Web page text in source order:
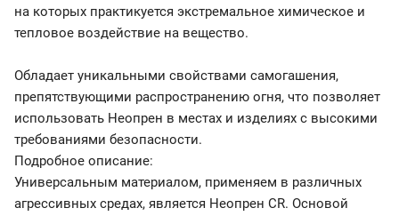
на которых практикуется экстремальное химическое и
тепловое воздействие на вещество.
Обладает уникальными свойствами самогашения,
препятствующими распространению огня, что позволяет
использовать Неопрен в местах и изделиях с высокими
требованиями безопасности.
Подробное описание:
Универсальным материалом, применяем в различных
агрессивных средах, является Неопрен CR. Основой